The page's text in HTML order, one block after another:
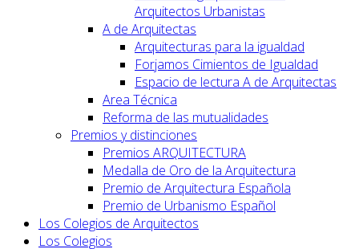
Arquitectos Urbanistas
A de Arquitectas
Arquitecturas para la igualdad
Forjamos Cimientos de Igualdad
Espacio de lectura A de Arquitectas
Area Técnica
Reforma de las mutualidades
Premios y distinciones
Premios ARQUITECTURA
Medalla de Oro de la Arquitectura
Premio de Arquitectura Española
Premio de Urbanismo Español
Los Colegios de Arquitectos
Los Colegios